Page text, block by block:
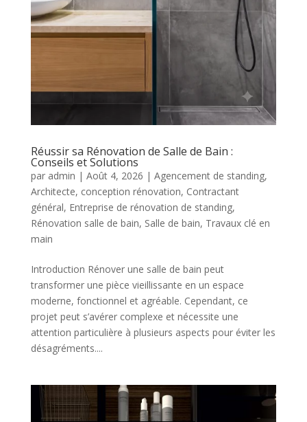
Réussir sa Rénovation de Salle de Bain :
Conseils et Solutions
par admin | Août 4, 2026 | Agencement de standing,
Architecte, conception rénovation, Contractant
général, Entreprise de rénovation de standing,
Rénovation salle de bain, Salle de bain, Travaux clé en
main
Introduction Rénover une salle de bain peut
transformer une pièce vieillissante en un espace
moderne, fonctionnel et agréable. Cependant, ce
projet peut s’avérer complexe et nécessite une
attention particulière à plusieurs aspects pour éviter les
désagréments....